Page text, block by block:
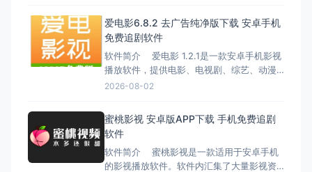
款影视聚合类应用，剧下饭4K提供在线播放
服务，同时具备多线路切换能力，在播放稳
定性方面表现不错。
爱电影6.8.2 去广告纯净版下载 安卓手机
免费追剧软件
软件简介 爱电影 1.2.1是一款安卓手机影视
播放软件，提供电影、电视剧、综艺、动漫
等多种影视资源。软件采用影视聚合模式，
线播放。 该应用界面设计简洁，分类清
晰，支持在线播放、离线缓存以及多线路播
2026-08-02
蜜桃影视 安卓版APP下载 手机免费追剧
软件
软件简介 蜜桃影视是一款适用于安卓手机
的影视播放软件。软件内汇集了大量影视资